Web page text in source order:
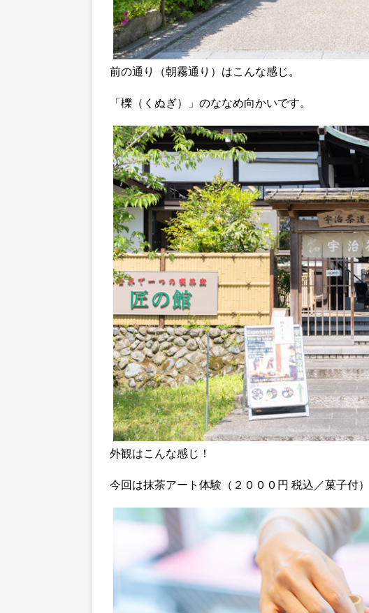
前の通り（朝霧通り）はこんな感じ。
「櫟（くぬぎ）」のななめ向かいです。
外観はこんな感じ！
今回は抹茶アート体験（２０００円 税込／菓子付